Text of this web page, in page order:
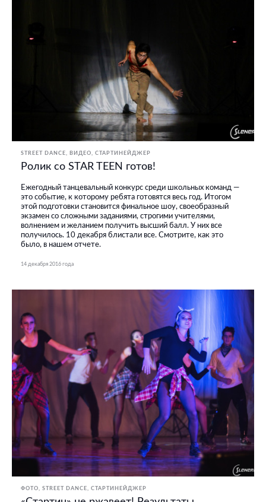
STREET DANCE ВИДЕО СТАРТИНЕЙДЖЕР
Ролик со STAR TEEN готов!
Ежегодный танцевальный конкурс среди школьных команд —
это событие, к которому ребята готовятся весь год. Итогом
этой подготовки становится финальное шоу, своеобразный
экзамен со сложными заданиями, строгими учителями,
волнением и желанием получить высший балл. У них все
получилось. 10 декабря блистали все. Смотрите, как это
было, в нашем отчете.
14 декабря 2016 года
ФОТО STREET DANCE СТАРТИНЕЙДЖЕР